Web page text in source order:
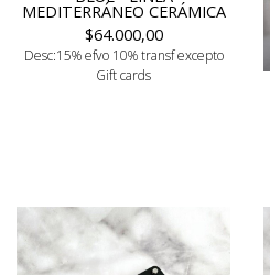
MEDITERRÁNEO CERÁMICA
$64.000,00
Desc:15% efvo 10% transf excepto
Gift cards